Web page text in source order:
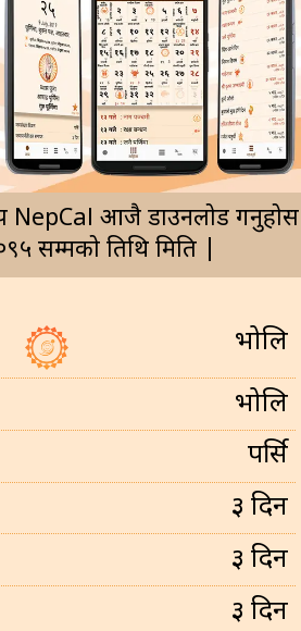
NepCal आजै डाउनलोड गर्नुहोस
सम्मको तिथि मिति |
भोलि
भोलि
पर्सि
३ दिन
३ दिन
३ दिन